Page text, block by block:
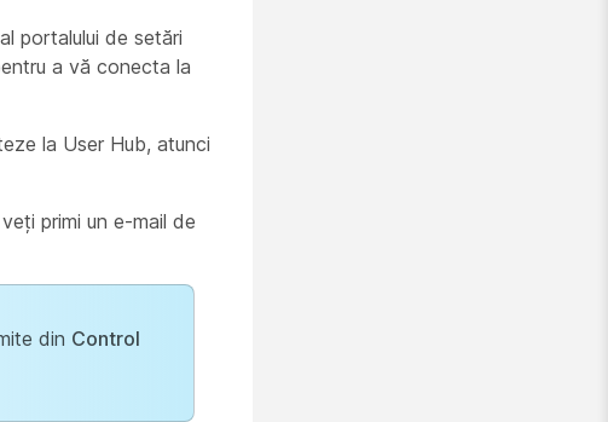
portalului de setări
a vă conecta la
la User Hub, atunci
primi un e-mail de
din Control